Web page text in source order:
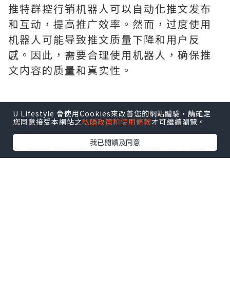
推特群控行销机器人可以自动化推文发布
和互动，提高推广效率。然而，过度使用
机器人可能导致推文质量下降和用户反
感。因此，需要合理使用机器人，确保推
文内容的质量和真实性。
这款机器人软件极大地简化了我的日常工
作，其智能自动化功能让任务处理变得轻
而易举。界面直观易用，响应迅速准确，
U Lifestyle 會使用Cookies來改善您的網站體驗，請確定
您同意接受本網站之私隱政策和使用條款才可繼續瀏覽。
我已閱讀及同意